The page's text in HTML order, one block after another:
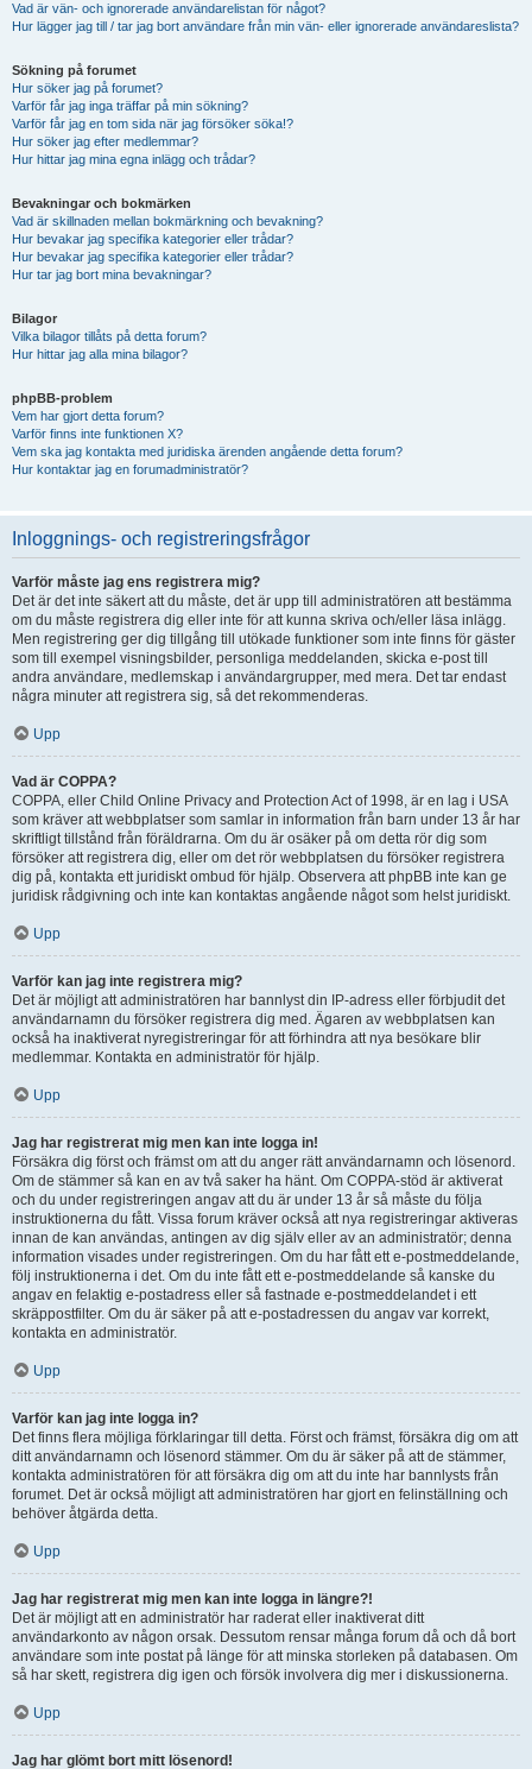
Vad är vän- och ignorerade användarelistan för något?
Hur lägger jag till / tar jag bort användare från min vän- eller ignorerade användareslista?
Sökning på forumet
Hur söker jag på forumet?
Varför får jag inga träffar på min sökning?
Varför får jag en tom sida när jag försöker söka!?
Hur söker jag efter medlemmar?
Hur hittar jag mina egna inlägg och trådar?
Bevakningar och bokmärken
Vad är skillnaden mellan bokmärkning och bevakning?
Hur bevakar jag specifika kategorier eller trådar?
Hur bevakar jag specifika kategorier eller trådar?
Hur tar jag bort mina bevakningar?
Bilagor
Vilka bilagor tillåts på detta forum?
Hur hittar jag alla mina bilagor?
phpBB-problem
Vem har gjort detta forum?
Varför finns inte funktionen X?
Vem ska jag kontakta med juridiska ärenden angående detta forum?
Hur kontaktar jag en forumadministratör?
Inloggnings- och registreringsfrågor
Varför måste jag ens registrera mig?
Det är det inte säkert att du måste, det är upp till administratören att bestämma
om du måste registrera dig eller inte för att kunna skriva och/eller läsa inlägg.
Men registrering ger dig tillgång till utökade funktioner som inte finns för gäster
som till exempel visningsbilder, personliga meddelanden, skicka e-post till
andra användare, medlemskap i användargrupper, med mera. Det tar endast
några minuter att registrera sig, så det rekommenderas.
Upp
Vad är COPPA?
COPPA, eller Child Online Privacy and Protection Act of 1998, är en lag i USA
som kräver att webbplatser som samlar in information från barn under 13 år har
skriftligt tillstånd från föräldrarna. Om du är osäker på om detta rör dig som
försöker att registrera dig, eller om det rör webbplatsen du försöker registrera
dig på, kontakta ett juridiskt ombud för hjälp. Observera att phpBB inte kan ge
juridisk rådgivning och inte kan kontaktas angående något som helst juridiskt.
Upp
Varför kan jag inte registrera mig?
Det är möjligt att administratören har bannlyst din IP-adress eller förbjudit det
användarnamn du försöker registrera dig med. Ägaren av webbplatsen kan
också ha inaktiverat nyregistreringar för att förhindra att nya besökare blir
medlemmar. Kontakta en administratör för hjälp.
Upp
Jag har registrerat mig men kan inte logga in!
Försäkra dig först och främst om att du anger rätt användarnamn och lösenord.
Om de stämmer så kan en av två saker ha hänt. Om COPPA-stöd är aktiverat
och du under registreringen angav att du är under 13 år så måste du följa
instruktionerna du fått. Vissa forum kräver också att nya registreringar aktiveras
innan de kan användas, antingen av dig själv eller av an administratör; denna
information visades under registreringen. Om du har fått ett e-postmeddelande,
följ instruktionerna i det. Om du inte fått ett e-postmeddelande så kanske du
angav en felaktig e-postadress eller så fastnade e-postmeddelandet i ett
skräppostfilter. Om du är säker på att e-postadressen du angav var korrekt,
kontakta en administratör.
Upp
Varför kan jag inte logga in?
Det finns flera möjliga förklaringar till detta. Först och främst, försäkra dig om att
ditt användarnamn och lösenord stämmer. Om du är säker på att de stämmer,
kontakta administratören för att försäkra dig om att du inte har bannlysts från
forumet. Det är också möjligt att administratören har gjort en felinställning och
behöver åtgärda detta.
Upp
Jag har registrerat mig men kan inte logga in längre?!
Det är möjligt att en administratör har raderat eller inaktiverat ditt
användarkonto av någon orsak. Dessutom rensar många forum då och då bort
användare som inte postat på länge för att minska storleken på databasen. Om
så har skett, registrera dig igen och försök involvera dig mer i diskussionerna.
Upp
Jag har glömt bort mitt lösenord!